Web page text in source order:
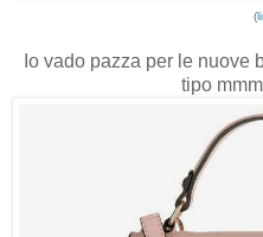
(
Io vado pazza per le nuove
tipo